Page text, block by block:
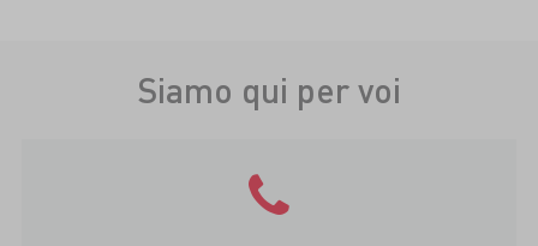
Siamo qui per voi